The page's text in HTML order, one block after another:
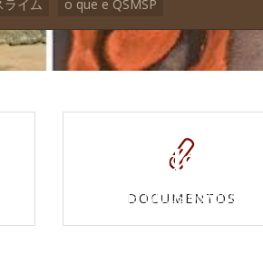
イム
o que e QSMSP
DOCUMENTOS
Vídeos
Veja todos os vídeos